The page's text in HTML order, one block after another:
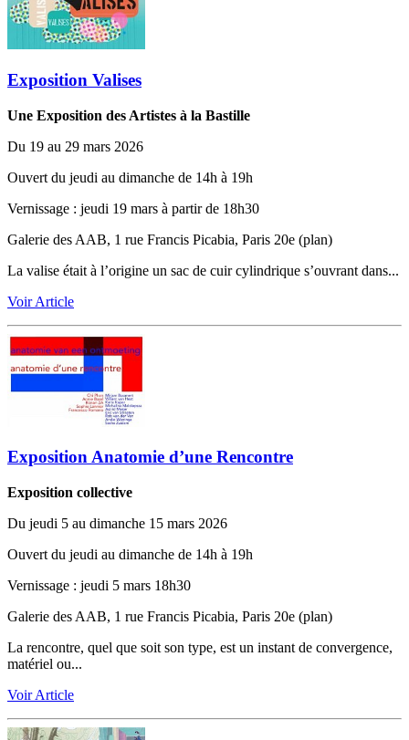
Exposition Valises
Une Exposition des Artistes à la Bastille
Du 19 au 29 mars 2026
Ouvert du jeudi au dimanche de 14h à 19h
Vernissage ‬: jeudi 19 mars à partir de 18h30
Galerie des AAB, 1 rue Francis Picabia, Paris 20e (plan)
La valise était à l’origine un sac de cuir cylindrique s’ouvrant dans...
Voir Article
Exposition Anatomie d’une Rencontre
Exposition collective
Du jeudi 5 au dimanche 15 mars 2026
Ouvert du jeudi au dimanche de 14h à 19h
Vernissage ‬: jeudi 5 mars 18h30
Galerie des AAB, 1 rue Francis Picabia, Paris 20e (plan)
La rencontre, quel que soit son type, est un instant de convergence,
matériel ou...
Voir Article